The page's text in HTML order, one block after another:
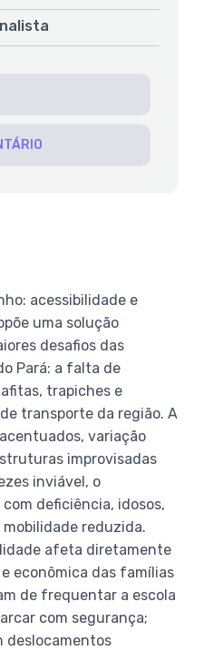
acessibilidade e
uma solução
desafios das
Pará: a falta de
trapiches e
transporte da região. A
variação
improvisadas
inviável, o
deficiência, idosos,
reduzida.
afeta diretamente
econômica das famílias
de frequentar a escola
com segurança;
deslocamentos